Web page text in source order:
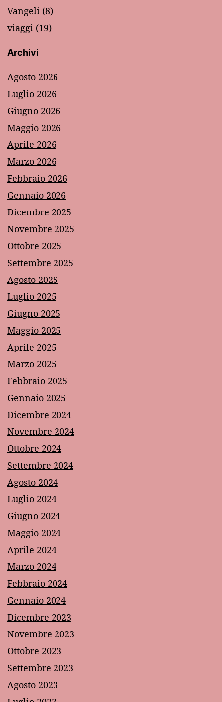
Vangeli (8)
viaggi (19)
Archivi
Agosto 2026
Luglio 2026
Giugno 2026
Maggio 2026
Aprile 2026
Marzo 2026
Febbraio 2026
Gennaio 2026
Dicembre 2025
Novembre 2025
Ottobre 2025
Settembre 2025
Agosto 2025
Luglio 2025
Giugno 2025
Maggio 2025
Aprile 2025
Marzo 2025
Febbraio 2025
Gennaio 2025
Dicembre 2024
Novembre 2024
Ottobre 2024
Settembre 2024
Agosto 2024
Luglio 2024
Giugno 2024
Maggio 2024
Aprile 2024
Marzo 2024
Febbraio 2024
Gennaio 2024
Dicembre 2023
Novembre 2023
Ottobre 2023
Settembre 2023
Agosto 2023